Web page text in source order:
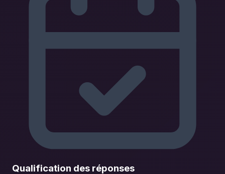
Qualification des réponses